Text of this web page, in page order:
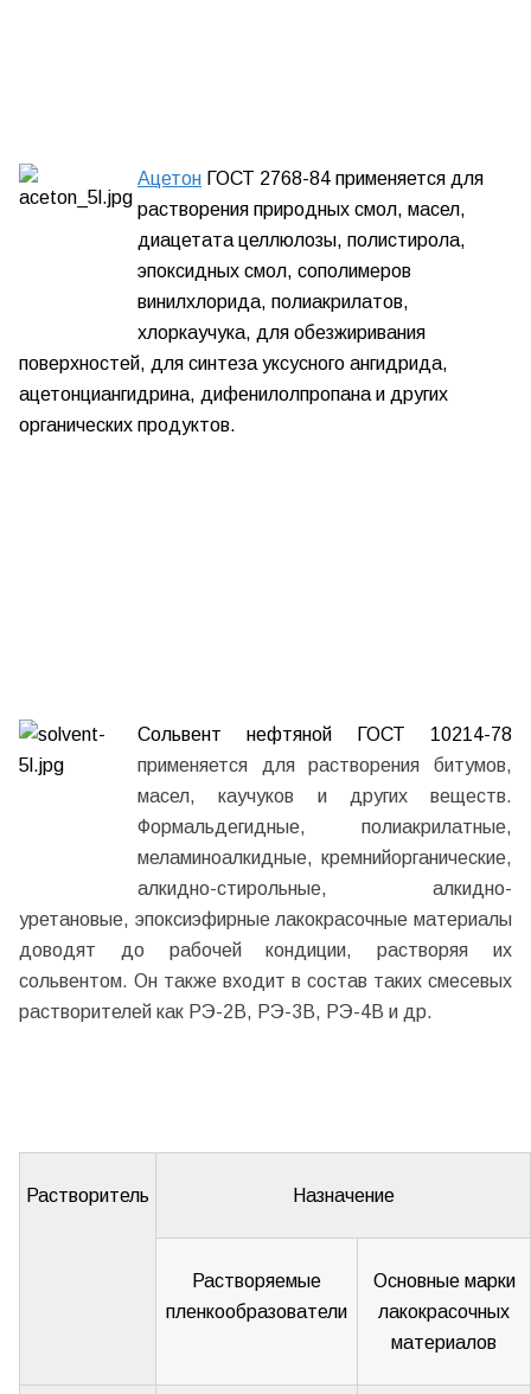
Ацетон ГОСТ 2768-84 применяется для
растворения природных смол, масел,
диацетата целлюлозы, полистирола,
эпоксидных смол, сополимеров
винилхлорида, полиакрилатов,
хлоркаучука, для обезжиривания
поверхностей, для синтеза уксусного ангидрида,
ацетонциангидрина, дифенилолпропана и других
органических продуктов.
Сольвент нефтяной
ГОСТ 10214-78
применяется для растворения битумов,
масел, каучуков и других веществ.
Формальдегидные, полиакрилатные,
меламиноалкидные, кремнийорганические,
алкидно-стирольные, алкидно-
уретановые, эпоксиэфирные лакокрасочные материалы
доводят до рабочей кондиции, растворяя их
сольвентом. Он также входит в состав таких смесевых
растворителей как РЭ-2В, РЭ-3В, РЭ-4В и др.
Растворитель Назначение
Растворяемые
пленкообразователи
Основные марки
лакокрасочных
материалов